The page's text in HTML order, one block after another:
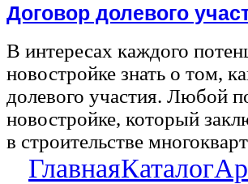
Договор долевого
В интересах каждого
новостройке знать о том,
долевого участия. Любой
новостройке, который
в строительстве
ГлавнаяКаталог